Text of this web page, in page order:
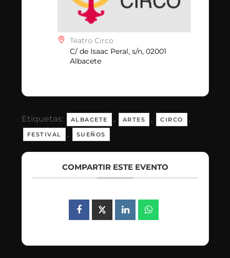
Teatro Circo
C/ de Isaac Peral, s/n, 02001
Albacete
Etiquetas: ALBACETE , ARTES , CIRCO ,
FESTIVAL , SUEÑOS
COMPARTIR ESTE EVENTO